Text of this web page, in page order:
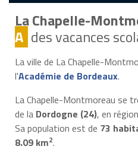
La Chapelle-
A des vacances
La ville de La Chapelle-
l'Académie de Bordeaux.
La Chapelle-Montmoreau se
de la Dordogne (24), en région
Sa population est de 73
8.09 km2.